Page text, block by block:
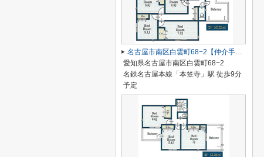
名古屋市南区白雲町68−2【仲介手数料無料】新築一戸建て 1号棟
愛知県名古屋市南区白雲町68−2
名鉄名古屋本線「本笠寺」駅 徒歩9分
予定